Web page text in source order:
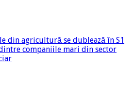
din agricultură se dublează în S1
companiile mari din sector